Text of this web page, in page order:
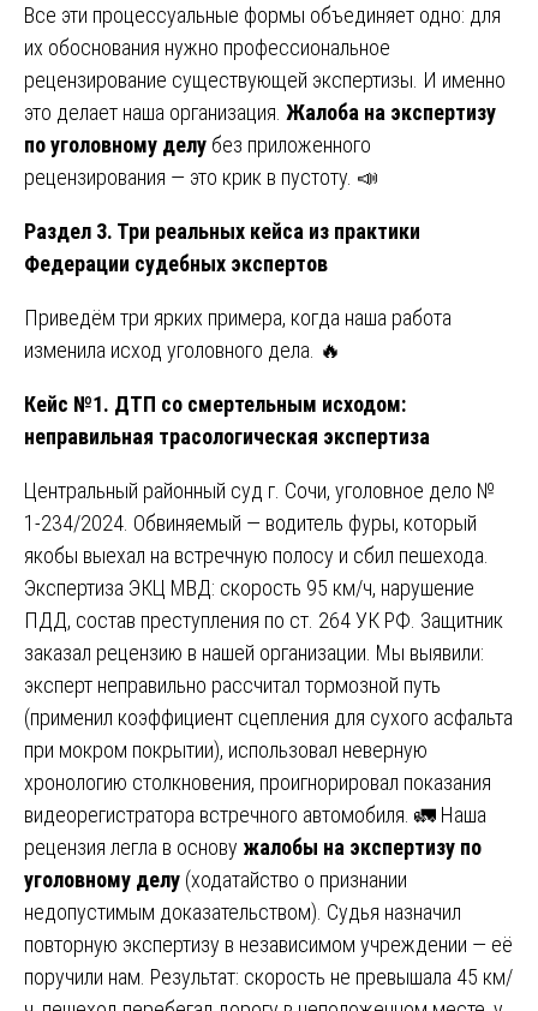
Все эти процессуальные формы объединяет одно: для
их обоснования нужно профессиональное
рецензирование существующей экспертизы. И именно
это делает наша организация. Жалоба на экспертизу
по уголовному делу без приложенного
рецензирования — это крик в пустоту. 📣
Раздел 3. Три реальных кейса из практики
Федерации судебных экспертов
Приведём три ярких примера, когда наша работа
изменила исход уголовного дела. 🔥
Кейс №1. ДТП со смертельным исходом:
неправильная трасологическая экспертиза
Центральный районный суд г. Сочи, уголовное дело №
1-234/2024. Обвиняемый — водитель фуры, который
якобы выехал на встречную полосу и сбил пешехода.
Экспертиза ЭКЦ МВД: скорость 95 км/ч, нарушение
ПДД, состав преступления по ст. 264 УК РФ. Защитник
заказал рецензию в нашей организации. Мы выявили:
эксперт неправильно рассчитал тормозной путь
(применил коэффициент сцепления для сухого асфальта
при мокром покрытии), использовал неверную
хронологию столкновения, проигнорировал показания
видеорегистратора встречного автомобиля. 🚛 Наша
рецензия легла в основу жалобы на экспертизу по
уголовному делу (ходатайство о признании
недопустимым доказательством). Судья назначил
повторную экспертизу в независимом учреждении — её
поручили нам. Результат: скорость не превышала 45 км/